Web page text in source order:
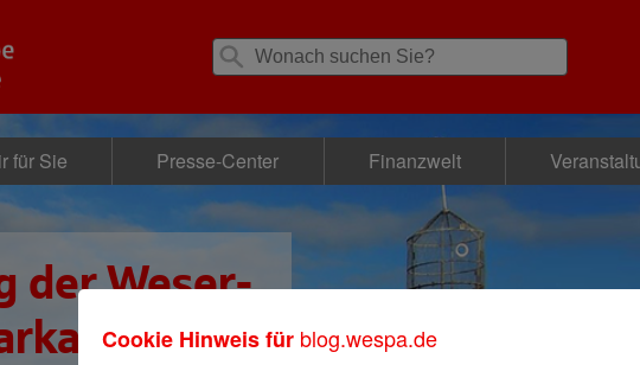
für Sie Presse-Center Finanzwelt
der Weser-
Cookie Hinweis für blog.wespa.de